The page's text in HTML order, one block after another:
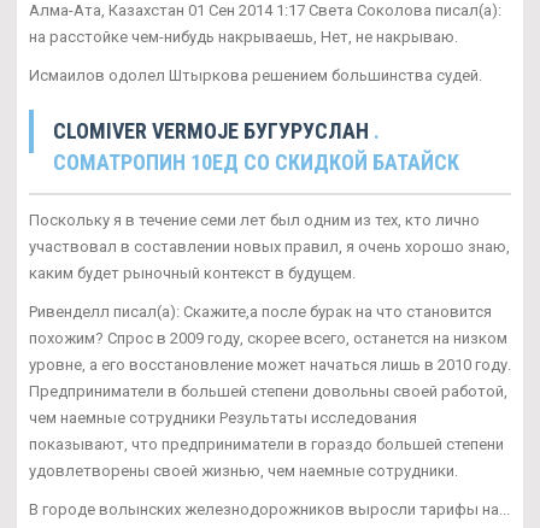
Алма-Ата, Казахстан 01 Сен 2014 1:17 Света Соколова писал(а):
на расстойке чем-нибудь накрываешь, Нет, не накрываю.
Исмаилов одолел Штыркова решением большинства судей.
CLOMIVER VERMOJE БУГУРУСЛАН .
CОМАТРОПИН 10ЕД СО СКИДКОЙ БАТАЙСК
Поскольку я в течение семи лет был одним из тех, кто лично
участвовал в составлении новых правил, я очень хорошо знаю,
каким будет рыночный контекст в будущем.
Ривенделл писал(а): Скажите,а после бурак на что становится
похожим? Спрос в 2009 году, скорее всего, останется на низком
уровне, а его восстановление может начаться лишь в 2010 году.
Предприниматели в большей степени довольны своей работой,
чем наемные сотрудники Результаты исследования
показывают, что предприниматели в гораздо большей степени
удовлетворены своей жизнью, чем наемные сотрудники.
В городе волынских железнодорожников выросли тарифы на...